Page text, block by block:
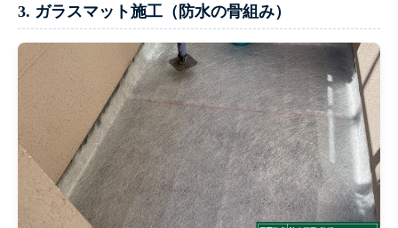
3. ガラスマット施工（防水の骨組み）